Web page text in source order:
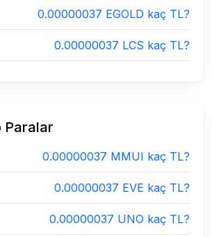
0.00000037 EGOLD kaç TL?
0.00000037 LCS kaç TL?
Paralar
0.00000037 MMUI kaç TL?
0.00000037 EVE kaç TL?
0.00000037 UNO kaç TL?